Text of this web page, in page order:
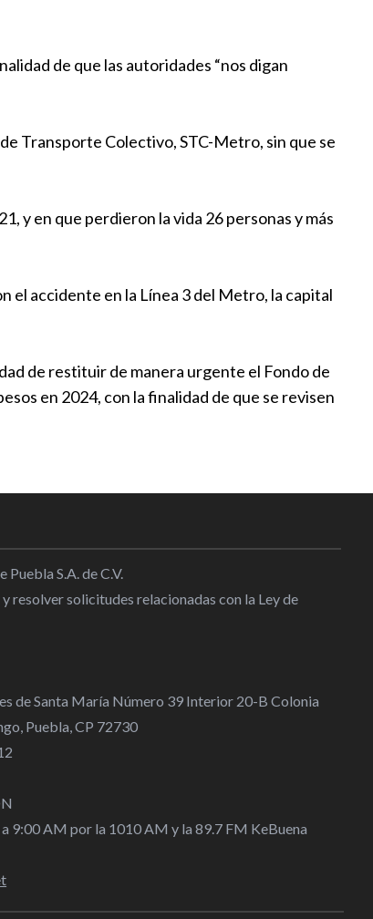
por presunta violencia
de que las autoridades “nos digan
Transporte Colectivo, STC-Metro, sin que se
y en que perdieron la vida 26 personas y más
el accidente en la Línea 3 del Metro, la capital
de restituir de manera urgente el Fondo de
en 2024, con la finalidad de que se revisen
S.A. de C.V.
resolver solicitudes relacionadas con la Ley de
de Santa María Número 39 Interior 20-B Colonia
Puebla, CP 72730
a 9:00 AM por la 1010 AM y la 89.7 FM KeBuena